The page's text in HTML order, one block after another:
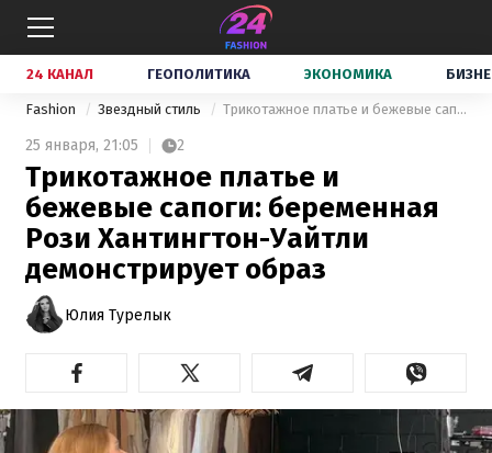
24 КАНАЛ ГЕОПОЛИТИКА ЭКОНОМИКА
Fashion Звездный стиль Трикотажное платье и бежевые сапоги: беременная Рози Хантингтон-Уайтли демонстрирует образ
25 января, 21:05 2
Трикотажное платье и
бежевые сапоги: беременная
Рози Хантингтон-Уайтли
демонстрирует образ
Юлия Турелык